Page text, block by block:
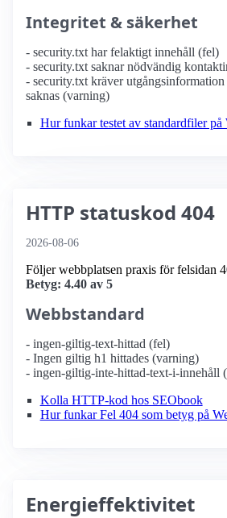
Integritet & säkerhet
- security.txt har felaktigt innehåll (fel)
- security.txt saknar nödvändig
- security.txt kräver
saknas (varning)
Hur funkar testet av standardfiler på
HTTP statuskod 404
2026-08-06
Följer webbplatsen praxis för felsidan
Betyg: 4.40 av 5
Webbstandard
- ingen-giltig-text-hittad (fel)
- Ingen giltig h1 hittades (varning)
- ingen-giltig-inte-hittad-text-i-innehåll
Kolla HTTP-kod hos SEObook
Hur funkar Fel 404 som betyg på
Energieffektivitet